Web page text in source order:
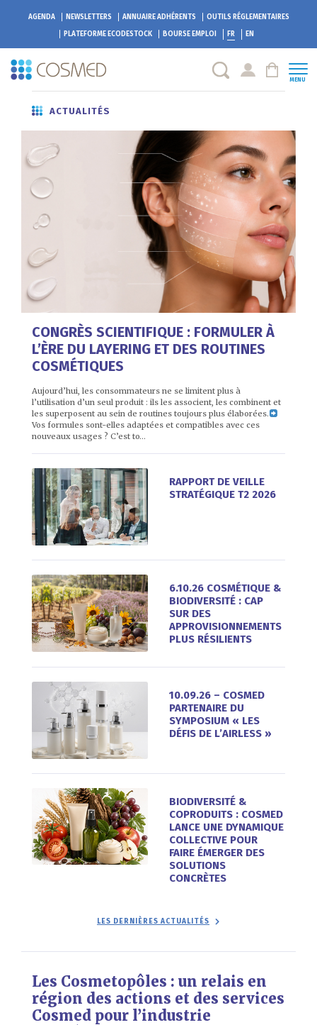
AGENDA NEWSLETTERS ANNUAIRE ADHÉRENTS
OUTILS RÉGLEMENTAIRES
PLATEFORME ECODESTOCK BOURSE EMPLOI FR EN
MENU
ACTUALITÉS
CONGRÈS SCIENTIFIQUE : FORMULER À
L’ÈRE DU LAYERING ET DES ROUTINES
COSMÉTIQUES
Aujourd’hui, les consommateurs ne se limitent plus à
l’utilisation d’un seul produit : ils les associent, les combinent et
les superposent au sein de routines toujours plus élaborées.
Vos formules sont-elles adaptées et compatibles avec ces
nouveaux usages ? C’est to…
RAPPORT DE VEILLE
STRATÉGIQUE T2 2026
6.10.26 COSMÉTIQUE &
BIODIVERSITÉ : CAP
SUR DES
APPROVISIONNEMENTS
PLUS RÉSILIENTS
10.09.26 – COSMED
PARTENAIRE DU
SYMPOSIUM « LES
DÉFIS DE L’AIRLESS »
BIODIVERSITÉ &
COPRODUITS : COSMED
LANCE UNE DYNAMIQUE
COLLECTIVE POUR
FAIRE ÉMERGER DES
SOLUTIONS
CONCRÈTES
LES DERNIÈRES ACTUALITÉS
Les Cosmetopôles : un relais en
région des actions et des services
Cosmed pour l’industrie